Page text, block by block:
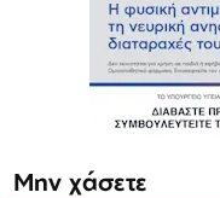
Μην χάσετε